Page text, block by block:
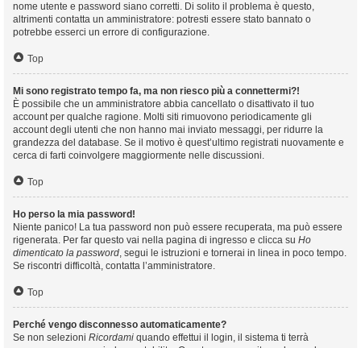
nome utente e password siano corretti. Di solito il problema è questo,
altrimenti contatta un amministratore: potresti essere stato bannato o
potrebbe esserci un errore di configurazione.
Top
Mi sono registrato tempo fa, ma non riesco più a connettermi?!
È possibile che un amministratore abbia cancellato o disattivato il tuo
account per qualche ragione. Molti siti rimuovono periodicamente gli
account degli utenti che non hanno mai inviato messaggi, per ridurre la
grandezza del database. Se il motivo è quest’ultimo registrati nuovamente e
cerca di farti coinvolgere maggiormente nelle discussioni.
Top
Ho perso la mia password!
Niente panico! La tua password non può essere recuperata, ma può essere
rigenerata. Per far questo vai nella pagina di ingresso e clicca su Ho
dimenticato la password, segui le istruzioni e tornerai in linea in poco tempo.
Se riscontri difficoltà, contatta l’amministratore.
Top
Perché vengo disconnesso automaticamente?
Se non selezioni Ricordami quando effettui il login, il sistema ti terrà